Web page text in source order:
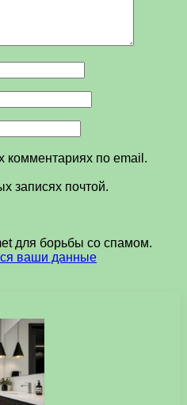
комментариях по email.
записях почтой.
для борьбы со спамом.
ваши данные